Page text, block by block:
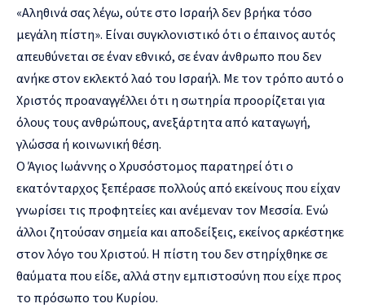
«Αληθινά σας λέγω, ούτε στο Ισραήλ δεν βρήκα τόσο
μεγάλη πίστη». Είναι συγκλονιστικό ότι ο έπαινος αυτός
απευθύνεται σε έναν εθνικό, σε έναν άνθρωπο που δεν
ανήκε στον εκλεκτό λαό του Ισραήλ. Με τον τρόπο αυτό ο
Χριστός προαναγγέλλει ότι η σωτηρία προορίζεται για
όλους τους ανθρώπους, ανεξάρτητα από καταγωγή,
γλώσσα ή κοινωνική θέση.
Ο Άγιος Ιωάννης ο Χρυσόστομος παρατηρεί ότι ο
εκατόνταρχος ξεπέρασε πολλούς από εκείνους που είχαν
γνωρίσει τις προφητείες και ανέμεναν τον Μεσσία. Ενώ
άλλοι ζητούσαν σημεία και αποδείξεις, εκείνος αρκέστηκε
στον λόγο του Χριστού. Η πίστη του δεν στηρίχθηκε σε
θαύματα που είδε, αλλά στην εμπιστοσύνη που είχε προς
το πρόσωπο του Κυρίου.